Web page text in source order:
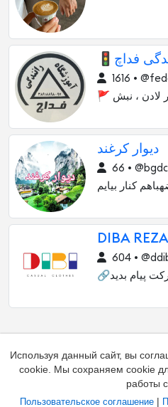
1616 •
لادن ، نبش
دیوار کرغند
66 •
کنار بیایم
DIBA
604 •
Используя данный сайт, вы
cookie. Мы сохраняем cookie
работы
Пользовательское соглашение |